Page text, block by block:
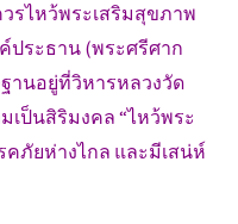
รไหว้พระเสริมสุขภาพ
ประธาน (พระศรีศาก
านอยู่ที่วิหารหลวงวัด
เป็นสิริมงคล “ไหว้พระ
ภัยห่างไกล และมีเสน่ห์